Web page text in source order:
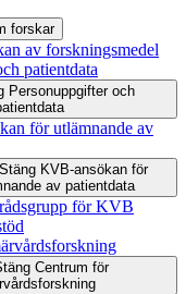
forskar
av forskningsmedel
patientdata
Personuppgifter och
för utlämnande av
Stäng KVB-ansökan för
av patientdata
för KVB
Centrum för